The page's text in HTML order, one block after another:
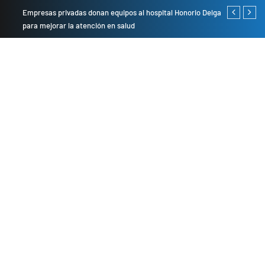
Empresas privadas donan equipos al hospital Honorio Delgado
para mejorar la atención en salud
Cambio de